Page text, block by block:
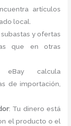
artículos
local.
y ofertas
que en otras
calcula
de importación,
: Tu dinero está
el producto o el